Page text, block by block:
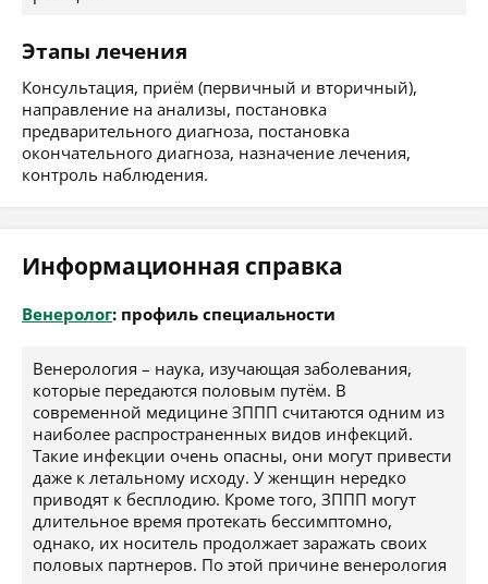
Этапы лечения
Консультация, приём (первичный и вторичный),
направление на анализы, постановка
предварительного диагноза, постановка
окончательного диагноза, назначение лечения,
контроль наблюдения.
Информационная справка
Венеролог: профиль специальности
Венерология – наука, изучающая заболевания,
которые передаются половым путём. В
современной медицине ЗППП считаются одним из
наиболее распространенных видов инфекций.
Такие инфекции очень опасны, они могут привести
даже к летальному исходу. У женщин нередко
приводят к бесплодию. Кроме того, ЗППП могут
длительное время протекать бессимптомно,
однако, их носитель продолжает заражать своих
половых партнеров. По этой причине венерология